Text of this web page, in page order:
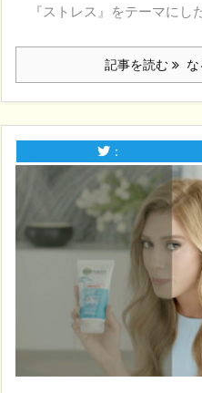
『ストレス』をテーマに
記事を読む
：